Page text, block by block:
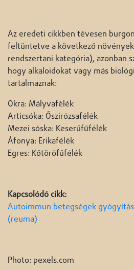
Az eredeti cikkben tévesen
feltüntetve a következő
rendszertani kategória), azonban
hogy alkaloidokat vagy más
tartalmaznak:
Okra: Mályvafélék
Articsóka: Őszirózsafélék
Mezei sóska: Keserűfűfélék
Áfonya: Erikafélék
Egres: Kőtörőfűfélék
Kapcsolódó cikk:
Autoimmun betegségek
(reuma)
Photo: pexels.com